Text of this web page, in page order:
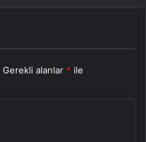
Gerekli alanlar * ile